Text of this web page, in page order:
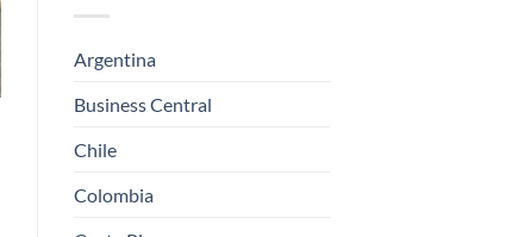
Argentina
Business Central
Chile
Colombia